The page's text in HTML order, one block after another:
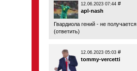
12.06.2023 07:44 #
apl-nash
Гвардиола гений - не получается
(ответить)
12.06.2023 05:03 #
tommy-vercetti